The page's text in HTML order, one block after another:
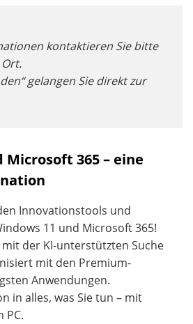
kontaktieren Sie bitte
gelangen Sie direkt zur
Microsoft 365 – eine
Innovationstools und
11 und Microsoft 365!
der KI-unterstützten Suche
mit den Premium-
Anwendungen.
in alles, was Sie tun – mit
PC.